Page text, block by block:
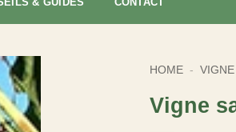
HOME - VIGNE
Vigne